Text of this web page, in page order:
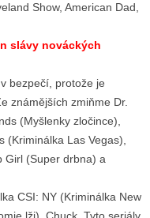
Show, American Dad,
slávy nováckých
bezpečí, protože je
známějších zmiňme Dr.
(Myšlenky zločince),
(Kriminálka Las Vegas),
Girl (Super drbna) a
CSI: NY (Kriminálka New